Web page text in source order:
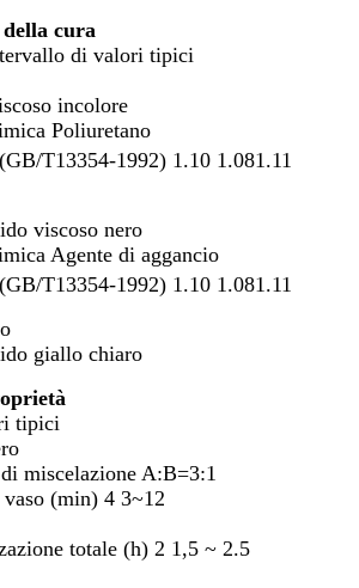
cura
di valori tipici
incolore
Poliuretano
T13354-1992) 1.10 1.08­1.11
viscoso nero
Agente di aggancio
T13354-1992) 1.10 1.08­1.11
giallo chiaro
tipici
miscelazione A:B=3:1
(min) 4 3~12
totale (h) 2 1,5 ~ 2.5